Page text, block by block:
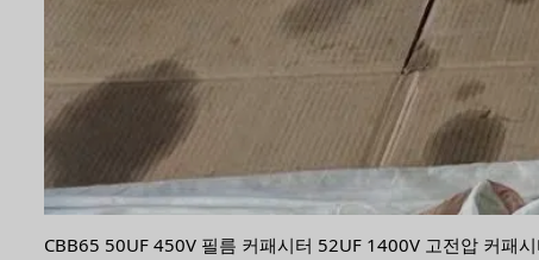
CBB65 50UF 450V 필름 커패시터 52UF 1400V 고전압 커패